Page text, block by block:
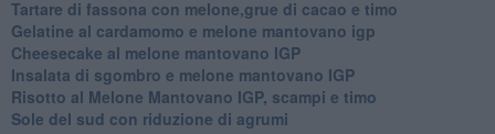
Tartare di fassona con melone,grue di cacao e timo
Gelatine al cardamomo e melone mantovano igp
Cheesecake al melone mantovano IGP
Insalata di sgombro e melone mantovano IGP
Risotto al Melone Mantovano IGP, scampi e timo
Sole del sud con riduzione di agrumi